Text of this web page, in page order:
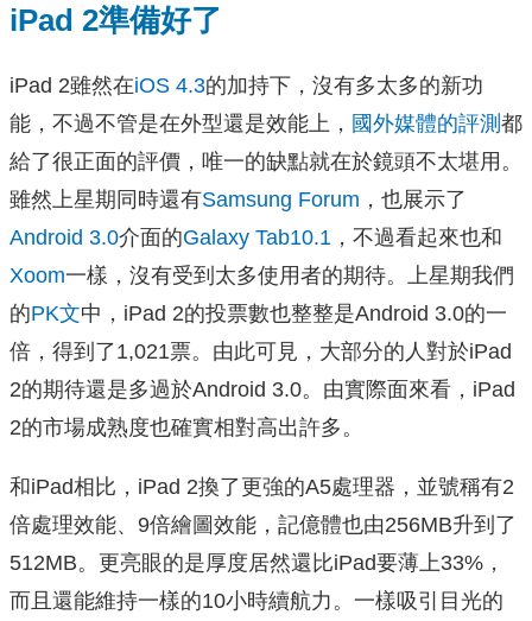
iPad 2準備好了
iPad 2雖然在iOS 4.3的加持下，沒有多太多的新功
能，不過不管是在外型還是效能上， 國外媒體的評測 都
給了很正面的評價，唯一的缺點就在於鏡頭不太堪用。
雖然上星期同時還有Samsung Forum ，也展示了
Android 3.0介面的Galaxy Tab10.1 ，不過看起來也和
Xoom一樣，沒有受到太多使用者的期待。上星期我們
的PK文中，iPad 2的投票數也整整是Android 3.0的一
倍，得到了1,021票。由此可見，大部分的人對於iPad
2的期待還是多過於Android 3.0。由實際面來看，iPad
2的市場成熟度也確實相對高出許多。
和iPad相比，iPad 2換了更強的A5處理器，並號稱有2
倍處理效能、9倍繪圖效能，記億體也由256MB升到了
512MB。更亮眼的是厚度居然還比iPad要薄上33%，
而且還能維持一樣的10小時續航力。一樣吸引目光的